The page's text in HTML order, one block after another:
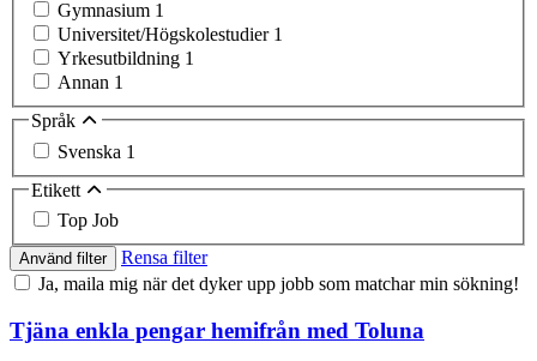
Gymnasium 1
Universitet/Högskolestudier 1
Yrkesutbildning 1
Annan 1
Språk
Svenska 1
Etikett
Top Job
Använd filter
Rensa filter
Ja, maila mig när det dyker upp jobb som matchar min sökning!
Tjäna enkla pengar hemifrån med Toluna